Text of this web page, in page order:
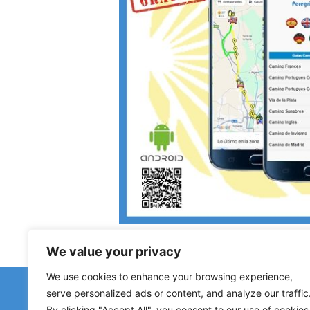
We value your privacy
We use cookies to enhance your browsing experience,
serve personalized ads or content, and analyze our traffic.
Haben Sie
Hinweise zu geschlossenen